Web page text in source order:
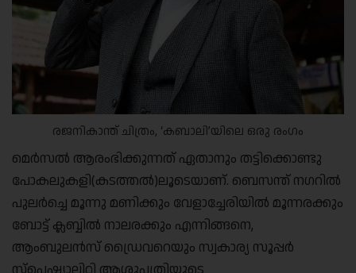
രജനികാന്ത് ചിത്രം, ‘കബാലി’യിലെ ഒരു രംഗം
മെര്‍സല്‍ ആരംഭിക്കുന്നത് ഏതാനും തട്ടിക്കൊണ്ടു
പോകലുകളി(കടത്തല്‍)ലൂടെയാണ്. ബെസന്ത് നഗറില്‍
പുലര്‍ച്ചെ മൂന്നു മണിക്കും വേളാച്ചേരിയില്‍ മൂന്നരക്കും
ബോട്ട് ക്ലബ്ബില്‍ നാലരക്കും എന്നിങ്ങനെ,
ആംബുലന്‍സ് ഡ്രൈവറെയും സ്വകാര്യ സൂപ്പര്‍